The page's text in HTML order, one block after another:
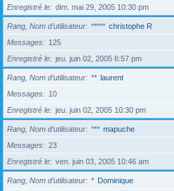
Enregistré le
dim. mai 29, 2005 10:30 pm
Rang, Nom d’utilisateur ***** christophe R
Messages
125
Enregistré le
jeu. juin 02, 2005 6:57 pm
Rang, Nom d’utilisateur ** laurent
Messages
10
Enregistré le
jeu. juin 02, 2005 10:30 pm
Rang, Nom d’utilisateur *** mapuche
Messages
23
Enregistré le
ven. juin 03, 2005 10:46 am
Rang, Nom d’utilisateur * Dominique